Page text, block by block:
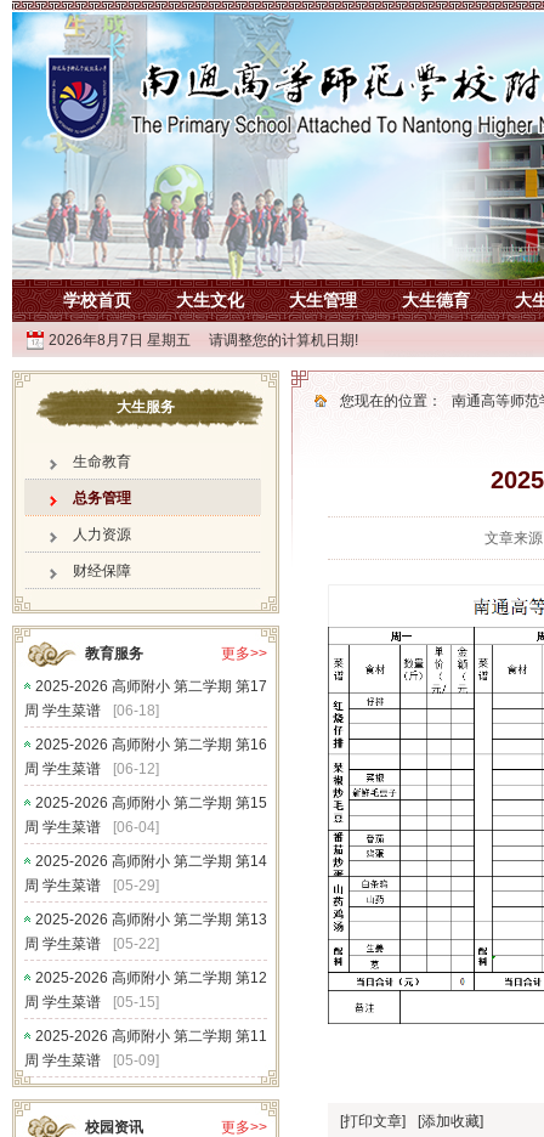
学校首页 大生文化 大生管理 大生德育 大
2026年8月7日 星期五 请调整您的计算机日期!
大生服务
生命教育
总务管理
人力资源
财经保障
更多>>
教育服务
2025-2026 高师附小 第二学期 第17
周 学生菜谱
[06-18]
2025-2026 高师附小 第二学期 第16
周 学生菜谱
[06-12]
2025-2026 高师附小 第二学期 第15
周 学生菜谱
[06-04]
2025-2026 高师附小 第二学期 第14
周 学生菜谱
[05-29]
2025-2026 高师附小 第二学期 第13
周 学生菜谱
[05-22]
2025-2026 高师附小 第二学期 第12
周 学生菜谱
[05-15]
2025-2026 高师附小 第二学期 第11
周 学生菜谱
[05-09]
更多>>
校园资讯
您现在的位置： 南通高等师范
文章来
[打印文章] [添加收藏]